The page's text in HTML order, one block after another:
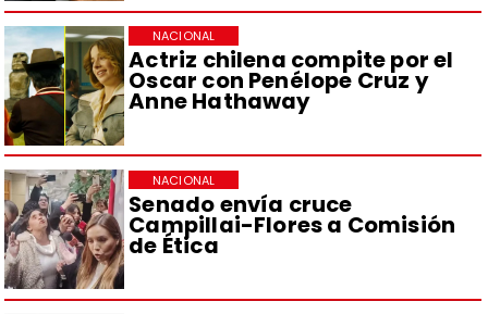
Actriz chilena compite por el
Oscar con Penélope Cruz y
Anne Hathaway
NACIONAL
Senado envía cruce
Campillai-Flores a Comisión
de Ética
NACIONAL